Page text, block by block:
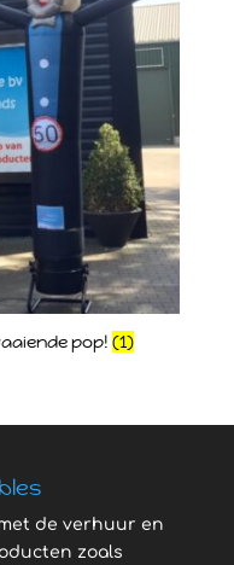
pop! (1)
de verhuur en
zoals